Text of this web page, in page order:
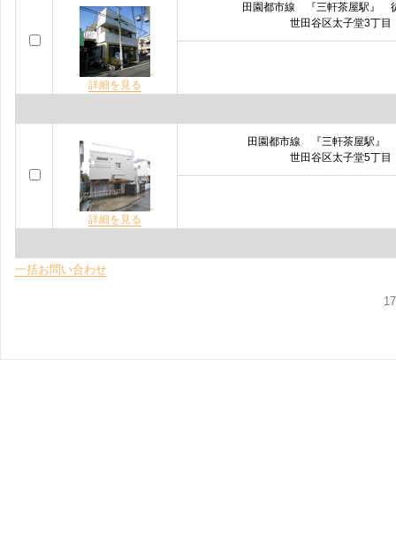
詳細を見る
田園都市線 『三軒茶屋駅』
世田谷区太子堂3丁目
詳細を見る
田園都市線 『三軒茶屋駅』
世田谷区太子堂5丁目
一括お問い合わせ